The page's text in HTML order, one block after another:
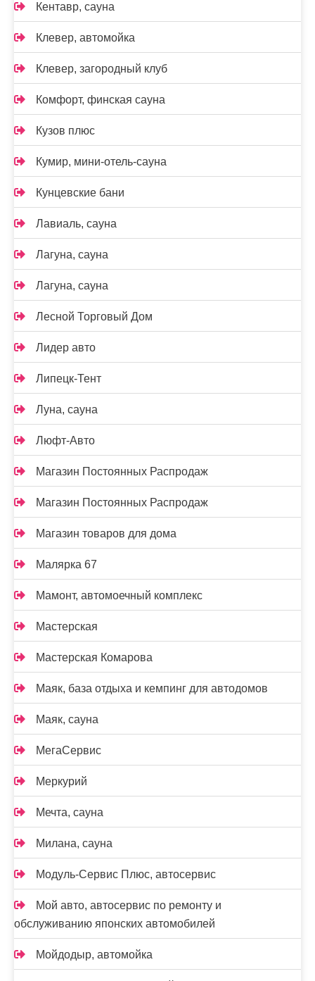
Кентавр, сауна
Клевер, автомойка
Клевер, загородный клуб
Комфорт, финская сауна
Кузов плюс
Кумир, мини-отель-сауна
Кунцевские бани
Лавиаль, сауна
Лагуна, сауна
Лагуна, сауна
Лесной Торговый Дом
Лидер авто
Липецк-Тент
Луна, сауна
Люфт-Авто
Магазин Постоянных Распродаж
Магазин Постоянных Распродаж
Магазин товаров для дома
Малярка 67
Мамонт, автомоечный комплекс
Мастерская
Мастерская Комарова
Маяк, база отдыха и кемпинг для автодомов
Маяк, сауна
МегаСервис
Меркурий
Мечта, сауна
Милана, сауна
Модуль-Сервис Плюс, автосервис
Мой авто, автосервис по ремонту и
обслуживанию японских автомобилей
Мойдодыр, автомойка